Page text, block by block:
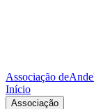
Associação de
Início
Associação